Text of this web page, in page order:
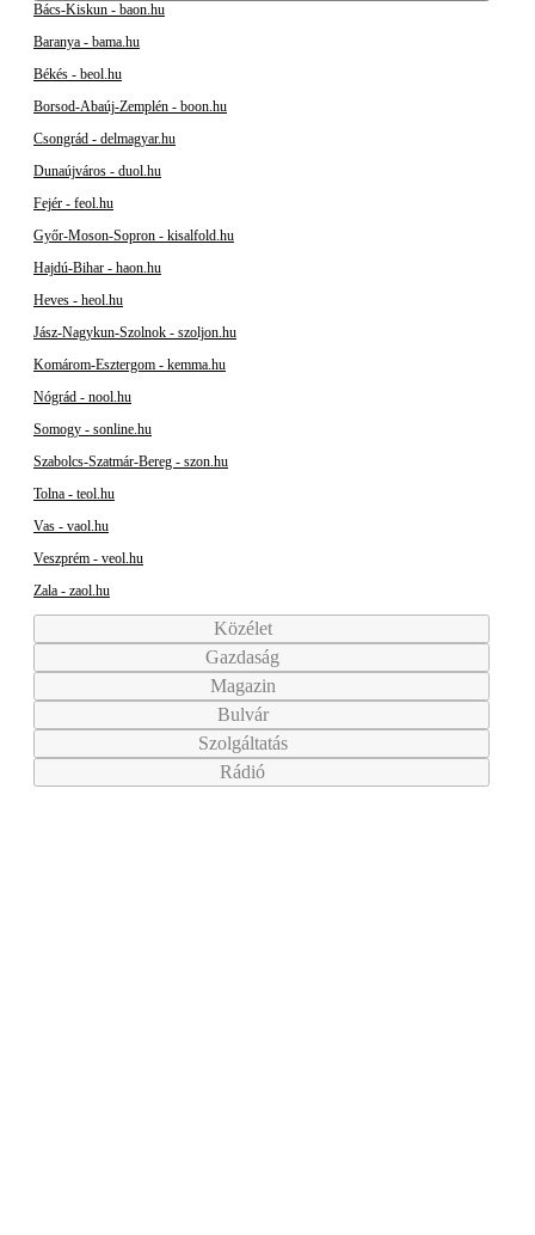
Bács-Kiskun - baon.hu
Baranya - bama.hu
Békés - beol.hu
Borsod-Abaúj-Zemplén - boon.hu
Csongrád - delmagyar.hu
Dunaújváros - duol.hu
Fejér - feol.hu
Győr-Moson-Sopron - kisalfold.hu
Hajdú-Bihar - haon.hu
Heves - heol.hu
Jász-Nagykun-Szolnok - szoljon.hu
Komárom-Esztergom - kemma.hu
Nógrád - nool.hu
Somogy - sonline.hu
Szabolcs-Szatmár-Bereg - szon.hu
Tolna - teol.hu
Vas - vaol.hu
Veszprém - veol.hu
Zala - zaol.hu
Közélet
Gazdaság
Magazin
Bulvár
Szolgáltatás
Rádió